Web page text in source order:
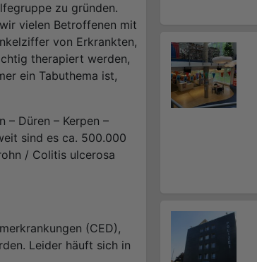
zu gründen.
vielen Betroffenen mit
von Erkrankten,
therapiert werden,
ein Tabuthema ist,
– Düren – Kerpen –
sind es ca. 500.000
/ Colitis ulcerosa
(CED),
Leider häuft sich in